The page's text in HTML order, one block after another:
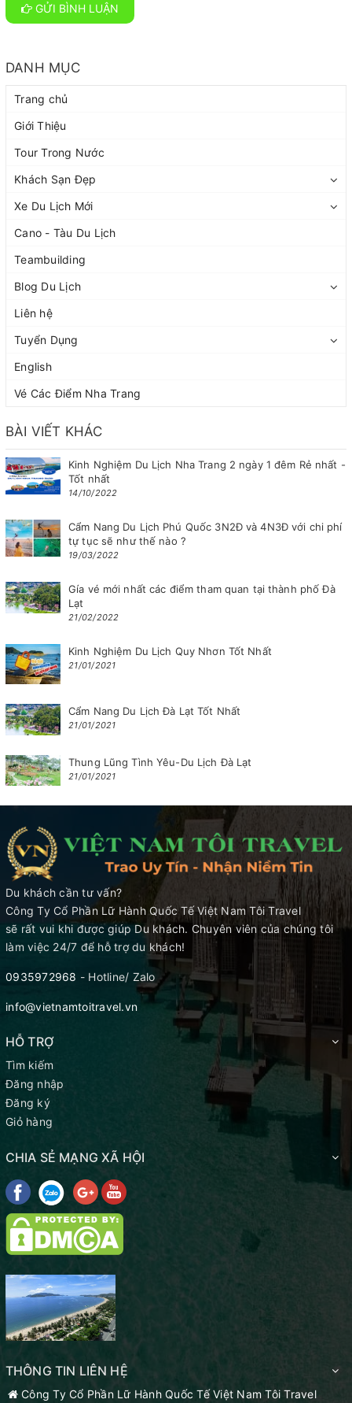
GỬI BÌNH LUẬN
DANH MỤC
Trang chủ
Giới Thiệu
Tour Trong Nước
Khách Sạn Đẹp
Xe Du Lịch Mới
Cano - Tàu Du Lịch
Teambuilding
Blog Du Lịch
Liên hệ
Tuyển Dụng
English
Vé Các Điểm Nha Trang
BÀI VIẾT KHÁC
Kinh Nghiệm Du Lịch Nha Trang 2 ngày 1 đêm Rẻ nhất -
Tốt nhất
14/10/2022
Cẩm Nang Du Lịch Phú Quốc 3N2Đ và 4N3Đ với chi phí
tự tục sẽ như thế nào ?
19/03/2022
Gía vé mới nhất các điểm tham quan tại thành phố Đà
Lạt
21/02/2022
Kinh Nghiệm Du Lịch Quy Nhơn Tốt Nhất
21/01/2021
Cẩm Nang Du Lịch Đà Lạt Tốt Nhất
21/01/2021
Thung Lũng Tình Yêu-Du Lịch Đà Lạt
21/01/2021
Du khách cần tư vấn?
Công Ty Cổ Phần Lữ Hành Quốc Tế Việt Nam Tôi Travel
sẽ rất vui khi được giúp Du khách. Chuyên viên của chúng tôi
làm việc 24/7 để hỗ trợ du khách!
0935972968 - Hotline/ Zalo
info@vietnamtoitravel.vn
HỖ TRỢ
Tìm kiếm
Đăng nhập
Đăng ký
Giỏ hàng
CHIA SẺ MẠNG XÃ HỘI
THÔNG TIN LIÊN HỆ
Công Ty Cổ Phần Lữ Hành Quốc Tế Việt Nam Tôi Travel